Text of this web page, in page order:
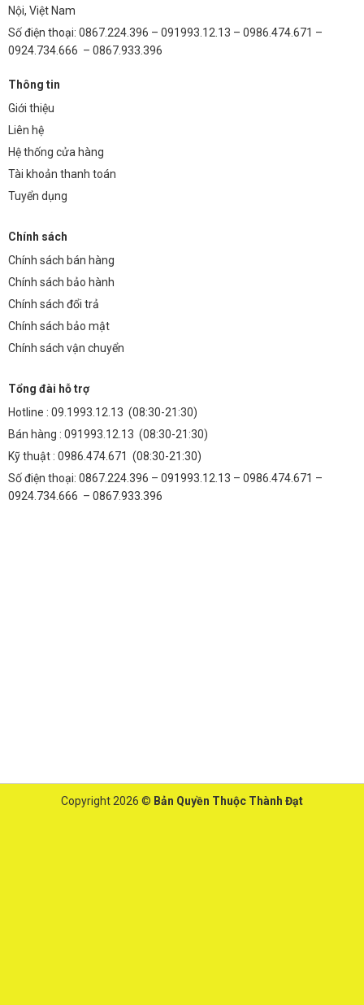
Nội, Việt Nam
Số điện thoại: 0867.224.396 – 091993.12.13 – 0986.474.671 –
0924.734.666 – 0867.933.396
Thông tin
Giới thiệu
Liên hệ
Hệ thống cửa hàng
Tài khoản thanh toán
Tuyển dụng
Chính sách
Chính sách bán hàng
Chính sách bảo hành
Chính sách đổi trả
Chính sách bảo mật
Chính sách vận chuyển
Tổng đài hỗ trợ
Hotline : 09.1993.12.13 (08:30-21:30)
Bán hàng : 091993.12.13 (08:30-21:30)
Kỹ thuật : 0986.474.671 (08:30-21:30)
Số điện thoại: 0867.224.396 – 091993.12.13 – 0986.474.671 –
0924.734.666 – 0867.933.396
Copyright 2026 © Bản Quyền Thuộc Thành Đạt